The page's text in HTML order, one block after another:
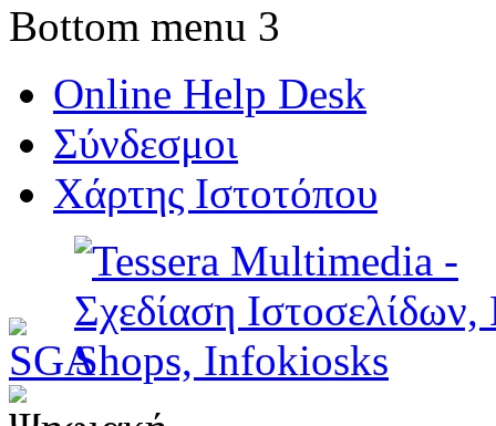
Bottom menu 3
Online Help Desk
Σύνδεσμοι
Χάρτης Ιστοτόπου